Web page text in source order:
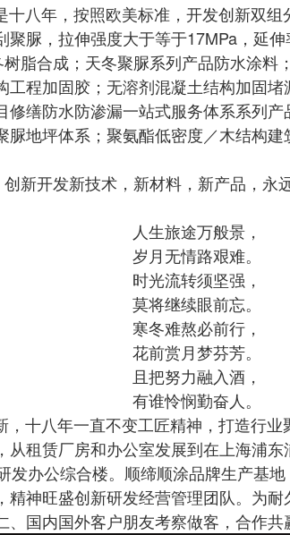
年，按照欧美标准，开发创新双组
脲，拉伸强度大于等于17MPa，延
脂合成；天冬聚脲系列产品防水涂
程加固胶；无溶剂混凝土结构加固
缮防水防渗漏一站式服务体系系列
地坪体系；聚氨酯低密度／木结构
开发新技术，新材料，新产品，永
人生旅途万般景，
岁月无情路艰难。
时光流转须坚强，
莫将继续眼前忘。
寒冬难熬必前行，
花前赏月梦芬芳。
且把努力融入酒，
有谁怜悯勤奋人。
八年一直不变工匠精神，打造行业
租赁厂房和办公室发展到在上海浦
办公综合楼。顺缔顺涂品牌生产基
神旺盛创新研发经营管理团队。为
、国内国外客户朋友考察做客，合作